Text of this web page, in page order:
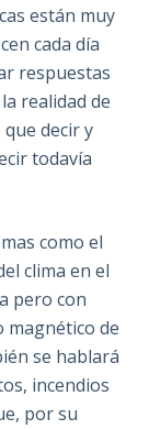
están muy
cada día
respuestas
realidad de
decir y
todavía
como el
clima en el
pero con
magnético de
se hablará
incendios
por su